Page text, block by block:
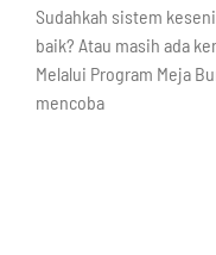
Sudahkah sistem
baik? Atau masih ada
Melalui Program Meja
mencoba